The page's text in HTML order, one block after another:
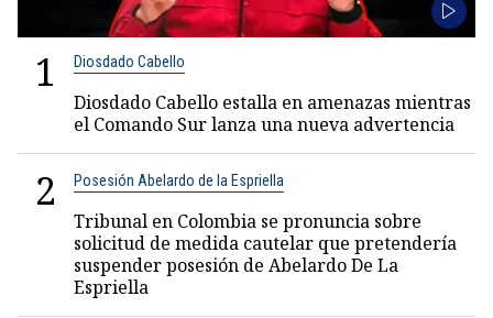
1 Diosdado Cabello
Diosdado Cabello estalla en amenazas mientras
el Comando Sur lanza una nueva advertencia
2 Posesión Abelardo de la Espriella
Tribunal en Colombia se pronuncia sobre
solicitud de medida cautelar que pretendería
suspender posesión de Abelardo De La
Espriella